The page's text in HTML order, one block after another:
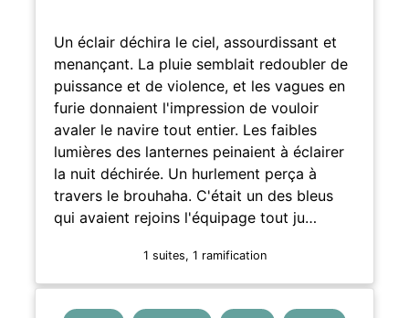
Un éclair déchira le ciel, assourdissant et
menançant. La pluie semblait redoubler de
puissance et de violence, et les vagues en
furie donnaient l'impression de vouloir
avaler le navire tout entier. Les faibles
lumières des lanternes peinaient à éclairer
la nuit déchirée. Un hurlement perça à
travers le brouhaha. C'était un des bleus
qui avaient rejoins l'équipage tout ju…
1 suites, 1 ramification